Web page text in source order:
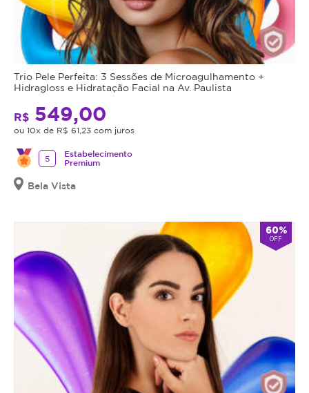
Trio Pele Perfeita: 3 Sessões de Microagulhamento +
Hidragloss e Hidratação Facial na Av. Paulista
R$ 549,00
ou 10x de R$ 61,23 com juros
5
Estabelecimento
Premium
Bela Vista
60%
OFF